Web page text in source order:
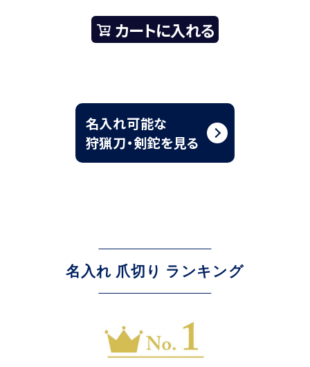
カートに入れる
名入れ可能な
狩猟刀・剣鉈を見る
名入れ 爪切り ランキング